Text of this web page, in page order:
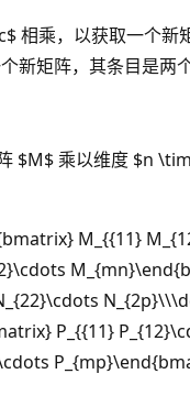
相乘，以获取一个
新矩阵，其条目是两
$M$ 乘以维度 $n
M_{{11}
P_{{11}